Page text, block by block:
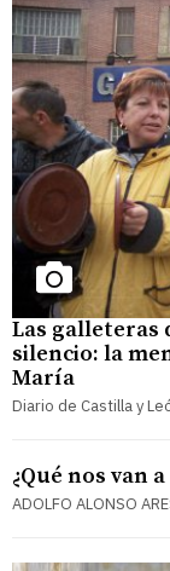
Las galleteras
silencio: la
María
Diario de Castilla y
¿Qué nos van
ADOLFO ALONSO